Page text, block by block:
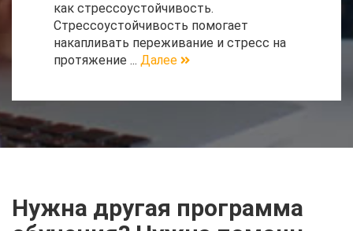
как стрессоустойчивость.
Стрессоустойчивость помогает
накапливать переживание и стресс на
протяжение ... Далее
Нужна другая программа